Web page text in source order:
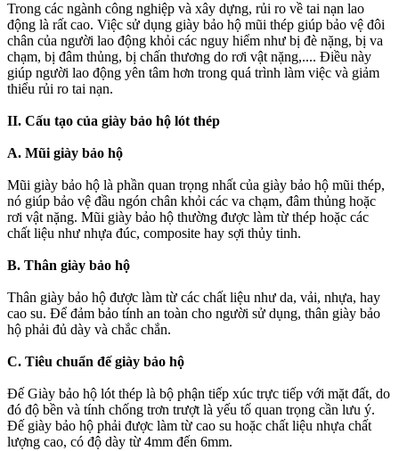
Trong các ngành công nghiệp và xây dựng, rủi ro về tai nạn lao
động là rất cao. Việc sử dụng giày bảo hộ mũi thép giúp bảo vệ đôi
chân của người lao động khỏi các nguy hiểm như bị đè nặng, bị va
chạm, bị đâm thủng, bị chấn thương do rơi vật nặng,.... Điều này
giúp người lao động yên tâm hơn trong quá trình làm việc và giảm
thiểu rủi ro tai nạn.
II. Cấu tạo của giày bảo hộ lót thép
A. Mũi giày bảo hộ
Mũi giày bảo hộ là phần quan trọng nhất của giày bảo hộ mũi thép,
nó giúp bảo vệ đầu ngón chân khỏi các va chạm, đâm thủng hoặc
rơi vật nặng. Mũi giày bảo hộ thường được làm từ thép hoặc các
chất liệu như nhựa đúc, composite hay sợi thủy tinh.
B. Thân giày bảo hộ
Thân giày bảo hộ được làm từ các chất liệu như da, vải, nhựa, hay
cao su. Để đảm bảo tính an toàn cho người sử dụng, thân giày bảo
hộ phải đủ dày và chắc chắn.
C. Tiêu chuẩn đế giày bảo hộ
Đế Giày bảo hộ lót thép là bộ phận tiếp xúc trực tiếp với mặt đất, do
đó độ bền và tính chống trơn trượt là yếu tố quan trọng cần lưu ý.
Đế giày bảo hộ phải được làm từ cao su hoặc chất liệu nhựa chất
lượng cao, có độ dày từ 4mm đến 6mm.